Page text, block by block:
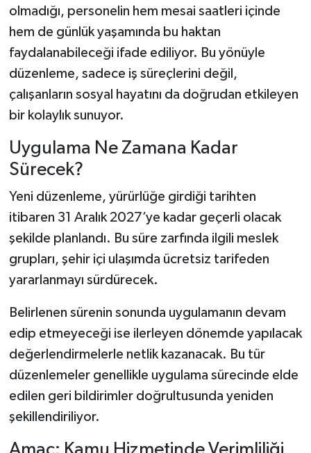
olmadığı, personelin hem mesai saatleri içinde
hem de günlük yaşamında bu haktan
faydalanabileceği ifade ediliyor. Bu yönüyle
düzenleme, sadece iş süreçlerini değil,
çalışanların sosyal hayatını da doğrudan etkileyen
bir kolaylık sunuyor.
Uygulama Ne Zamana Kadar
Sürecek?
Yeni düzenleme, yürürlüğe girdiği tarihten
itibaren 31 Aralık 2027’ye kadar geçerli olacak
şekilde planlandı. Bu süre zarfında ilgili meslek
grupları, şehir içi ulaşımda ücretsiz tarifeden
yararlanmayı sürdürecek.
Belirlenen sürenin sonunda uygulamanın devam
edip etmeyeceği ise ilerleyen dönemde yapılacak
değerlendirmelerle netlik kazanacak. Bu tür
düzenlemeler genellikle uygulama sürecinde elde
edilen geri bildirimler doğrultusunda yeniden
şekillendiriliyor.